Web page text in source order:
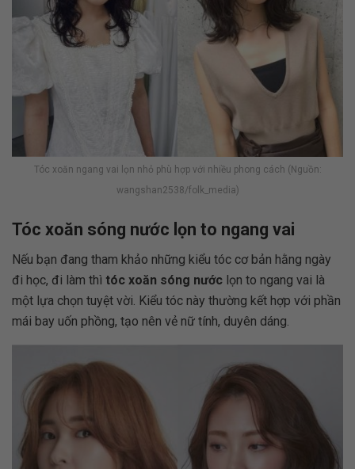
Tóc xoăn ngang vai lọn nhỏ phù hợp với nhiều phong cách (Nguồn:
wangshan2538/folk_media)
Tóc xoăn sóng nước lọn to ngang vai
Nếu bạn đang tham khảo những kiểu tóc cơ bản hằng ngày
đi học, đi làm thì tóc xoăn sóng nước lọn to ngang vai là
một lựa chọn tuyệt vời. Kiểu tóc này thường kết hợp với phần
mái bay uốn phồng, tạo nên vẻ nữ tính, duyên dáng.